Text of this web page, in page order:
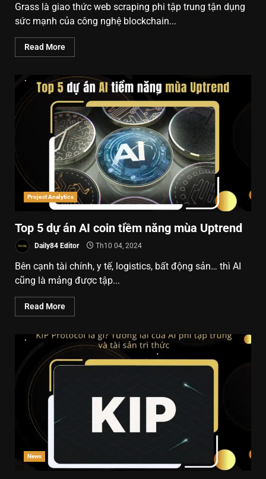
Grass là giao thức web scraping phi tập trung tận dụng
sức mạnh của công nghệ blockchain...
Read More
Project Analytics
Top 5 dự án AI coin tiềm năng mùa Uptrend
Daily84 Editor Th10 04, 2024
Bên cạnh tài chính, y tế, logistics, bất động sản… thì AI
cũng là mảng được tập...
Read More
News